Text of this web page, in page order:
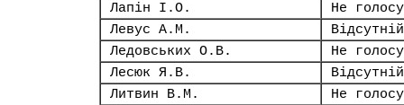
Лапін І.О.
Не
Левус А.М.
Відсутній
Ледовських О.В.
Не
Лесюк Я.В.
Відсутній
Литвин В.М.
Не